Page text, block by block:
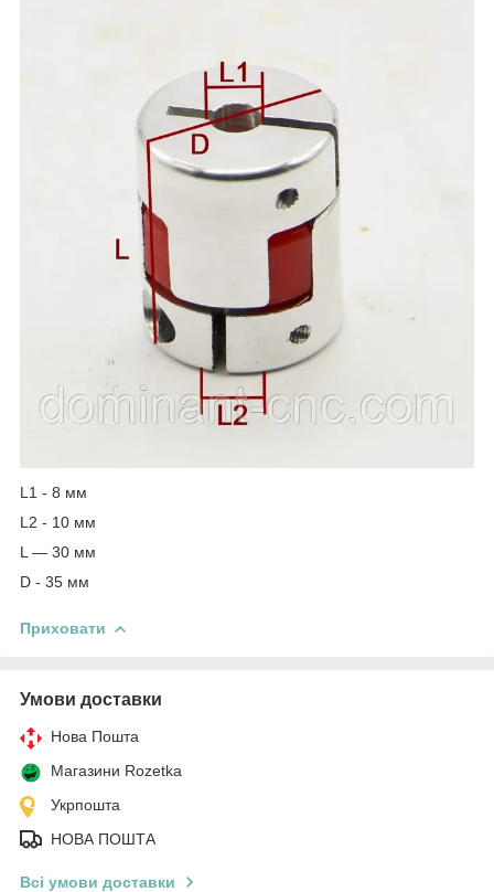
L1 - 8 мм
L2 - 10 мм
L — 30 мм
D - 35 мм
Приховати
Умови доставки
Нова Пошта
Магазини Rozetka
Укрпошта
НОВА ПОШТА
Всі умови доставки